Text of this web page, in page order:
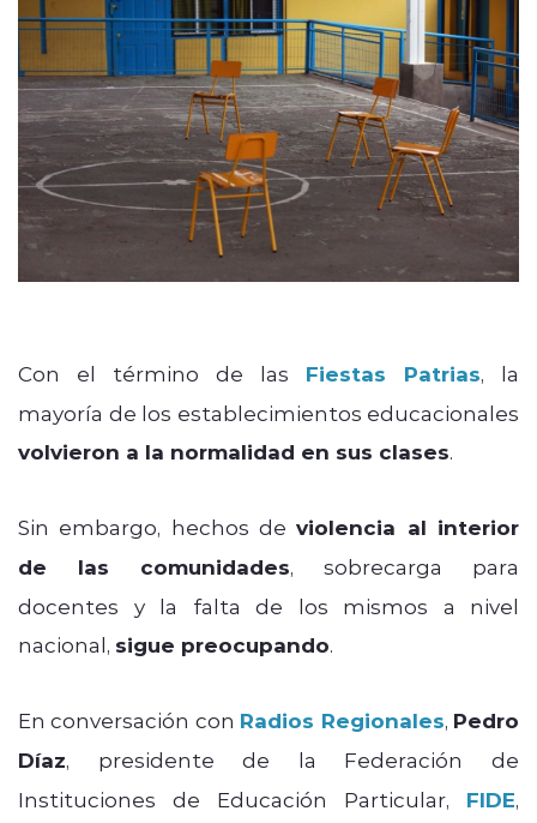
Con el término de las Fiestas Patrias, la
mayoría de los establecimientos educacionales
volvieron a la normalidad en sus clases.
Sin embargo, hechos deviolencia al interior
de las comunidades, sobrecarga para
docentes y la falta de los mismos a nivel
nacional, sigue preocupando.
En conversación con Radios Regionales, Pedro
Díaz, presidente de la Federación de
Instituciones de Educación Particular, FIDE,